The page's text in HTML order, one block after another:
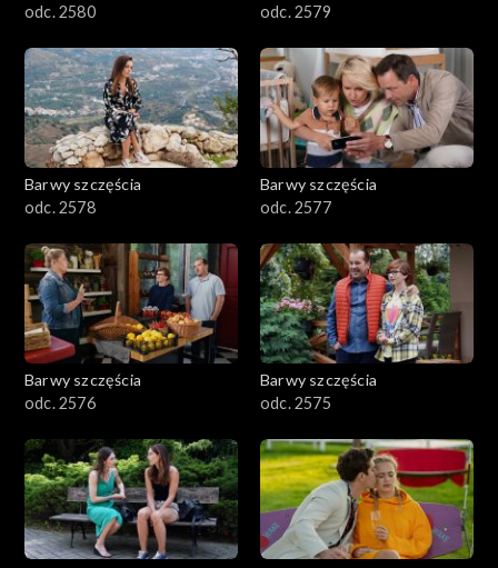
odc. 2580
odc. 2579
Barwy szczęścia
odc. 2578
Barwy szczęścia
odc. 2577
Barwy szczęścia
odc. 2576
Barwy szczęścia
odc. 2575